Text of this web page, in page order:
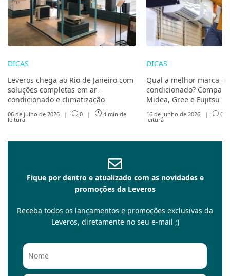
DICAS
Leveros chega ao Rio de Janeiro com
soluções completas em ar-
condicionado e climatização
06 de julho de 2026 | 0 | 4 min de
leitura
DICAS
Qual a melhor marca
condicionado?
Midea, Gree e Fujitsu
16 de junho de 2026 | 0
leitura
Fique por dentro e atualizado com as novidades e
promoções da Leveros
Receba todos os lançamentos e promoções exclusivas da
Leveros, diretamente no seu e-mail ;)